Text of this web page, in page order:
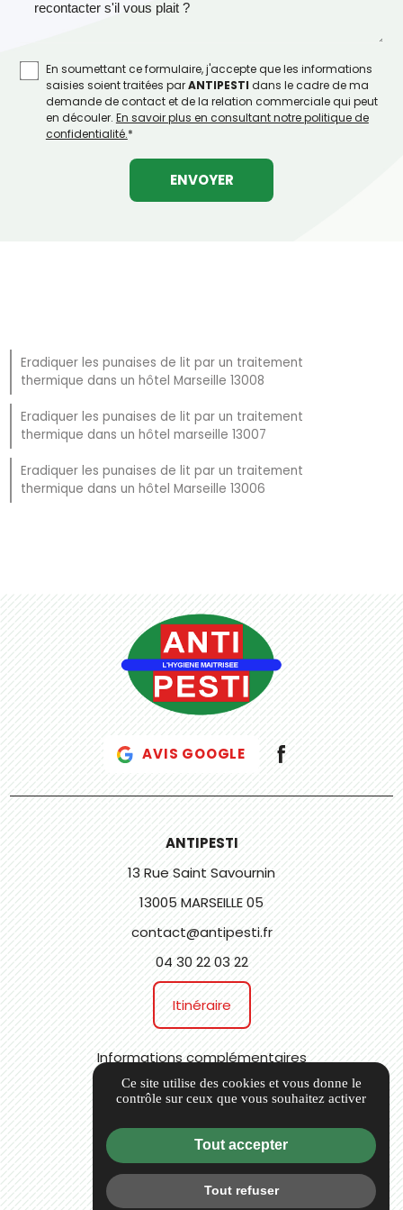
En soumettant ce formulaire, j'accepte que les informations
saisies soient traitées parANTIPESTI dans le cadre de ma
demande de contact et de la relation commerciale qui peut
en découler. En savoir plus en consultant notre politique de
confidentialité.*
Eradiquer les punaises de lit par un traitement
thermique dans un hôtel Marseille 13008
Eradiquer les punaises de lit par un traitement
thermique dans un hôtel marseille 13007
Eradiquer les punaises de lit par un traitement
thermique dans un hôtel Marseille 13006
AVIS GOOGLE
ANTIPESTI
13 Rue Saint Savournin
13005 MARSEILLE 05
contact@antipesti.fr
04 30 22 03 22
Itinéraire
Informations complémentaires
Mentions légales
CGV
Politique de confidentialité
Flux RSS
Ce site utilise des cookies et vous donne le
contrôle sur ceux que vous souhaitez activer
Tout accepter
Tout refuser